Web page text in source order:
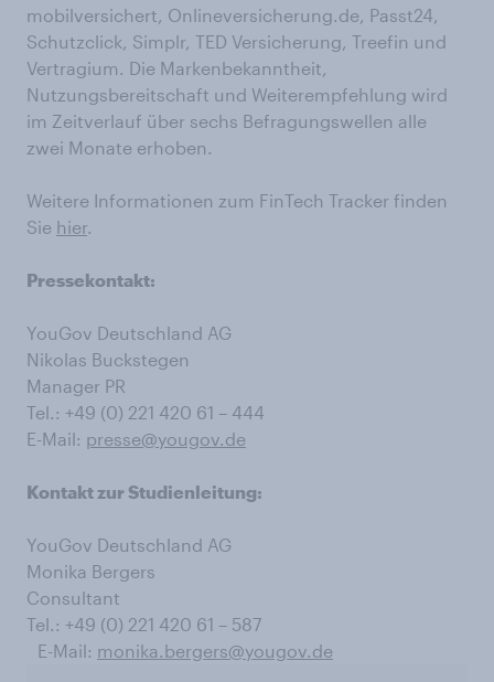
mobilversichert, Onlineversicherung.de, Passt24,
Schutzclick, Simplr, TED Versicherung, Treefin und
Vertragium. Die Markenbekanntheit,
Nutzungsbereitschaft und Weiterempfehlung wird
im Zeitverlauf über sechs Befragungswellen alle
zwei Monate erhoben.
Weitere Informationen zum FinTech Tracker finden
Sie hier.
Pressekontakt:
YouGov Deutschland AG
Nikolas Buckstegen
Manager PR
Tel.: +49 (0) 221 420 61 – 444
E-Mail: presse@yougov.de
Kontakt zur Studienleitung:
YouGov Deutschland AG
Monika Bergers
Consultant
Tel.: +49 (0) 221 420 61 – 587
E-Mail: monika.bergers@yougov.de